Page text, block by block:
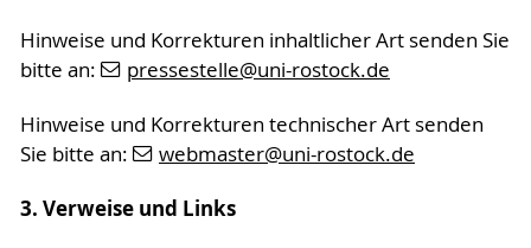
Hinweise und Korrekturen inhaltlicher Art senden Sie
bitte an:
pressestelle@uni-rostock.de
Hinweise und Korrekturen technischer Art senden
Sie bitte an:
webmaster@uni-rostock.de
3. Verweise und Links